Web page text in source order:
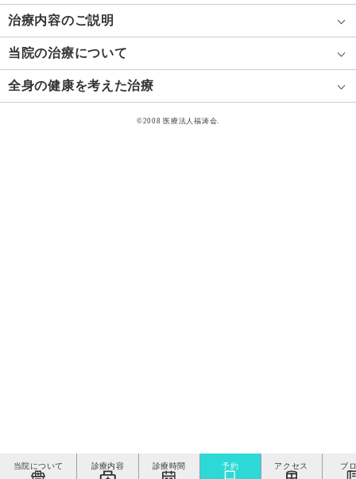
治療内容のご説明
当院の治療について
全身の健康を考えた治療
©2008 医療法人福涛会.
当院について 診療内容 診療時間 予約 アクセス ブ